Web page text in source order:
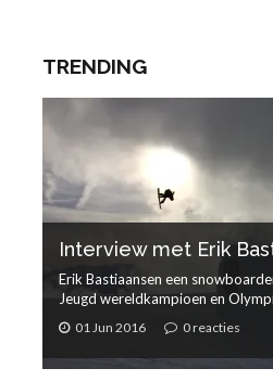
TRENDING
Interview met Erik
Erik Bastiaansen een
Jeugd wereldkampioen en
01 Jun 2016 0 reacties